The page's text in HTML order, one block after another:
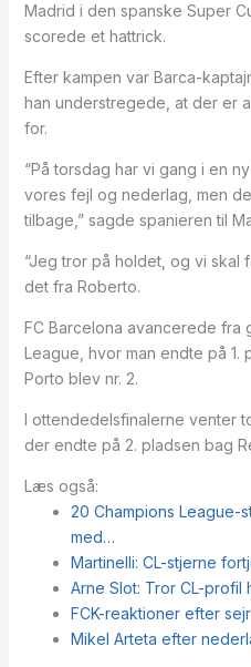
Madrid i den spanske Super
scorede et hattrick.
Efter kampen var Barca-
han understregede, at der er
for.
“På torsdag har vi gang i en
vores fejl og nederlag, men
tilbage,” sagde spanieren til
“Jeg tror på holdet, og vi skal
det fra Roberto.
FC Barcelona avancerede fra
League, hvor man endte på 1.
Porto blev nr. 2.
I ottendedelsfinalerne venter
der endte på 2. pladsen bag
Læs også:
20 Champions League-
med…
Martinelli: CL-stjerne
Arne Slot: Tror CL-
FCK-reaktioner efter
Mikel Arteta efter